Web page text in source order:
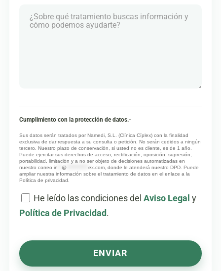
Cumplimiento con la protección de datos.-
Sus datos serán tratados por Namedi, S.L. (Clínica Cíplex) con la finalidad
exclusiva de dar respuesta a su consulta o petición. No serán cedidos a ningún
tercero. Nuestro plazo de conservación, si usted no es cliente, es de 1 año.
Puede ejercitar sus derechos de acceso, rectificación, oposición, supresión,
portabilidad, limitación y a no ser objeto de decisiones automatizadas en
nuestro correo in @*********** ex.com, donde le atenderá nuestro DPD. Puede
ampliar nuestra información sobre el tratamiento de datos en el enlace a la
Política de privacidad.
He leído las condiciones del Aviso Legal y
Política de Privacidad.
ENVIAR